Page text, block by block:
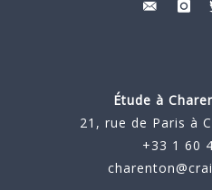
Étude à
21, rue de Paris à
+33 1 60